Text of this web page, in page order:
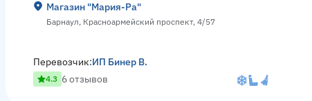
Магазин "Мария-Ра"
Барнаул, Красноармейский проспект, 4/57
Перевозчик:ИП Бинер В.
4.3 6 отзывов